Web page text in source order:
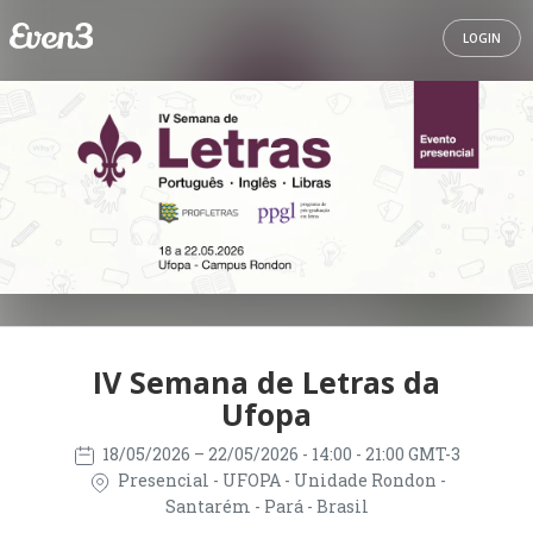
LOGIN
IV Semana de Letras da
Ufopa
18/05/2026 – 22/05/2026 - 14:00 - 21:00 GMT-3
Presencial - UFOPA - Unidade Rondon -
Santarém - Pará - Brasil